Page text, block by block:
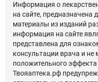
Информация о
на сайте, предназначена
материалы из изданий
информация на сайте
представлена для
консультации врача и не
положительного эффекта
Твояаптека.рф